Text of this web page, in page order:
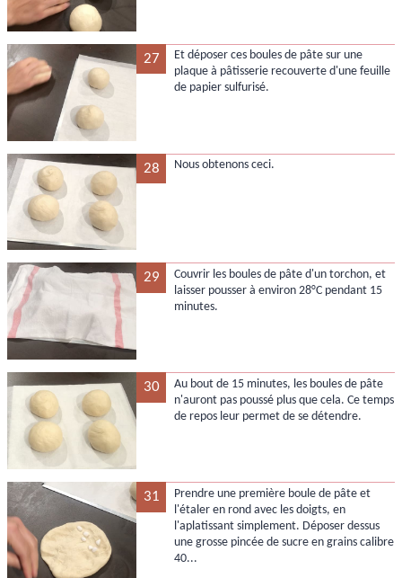
27
Et déposer ces boules de pâte sur une
plaque à pâtisserie recouverte d'une feuille
de papier sulfurisé.
28 Nous obtenons ceci.
29
Couvrir les boules de pâte d'un torchon, et
laisser pousser à environ 28°C pendant 15
minutes.
30
Au bout de 15 minutes, les boules de pâte
n'auront pas poussé plus que cela. Ce temps
de repos leur permet de se détendre.
31
Prendre une première boule de pâte et
l'étaler en rond avec les doigts, en
l'aplatissant simplement. Déposer dessus
une grosse pincée de sucre en grains calibre
40...